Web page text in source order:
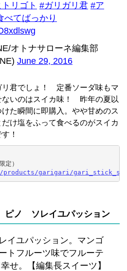
リゴト #ガリガリ君 #ア
べてばっかり
オトナサローネ編集部
June 29, 2016
リ君でしょ！ 定番ソーダ味もマ
ないのはスイカ味！ 昨年の夏以
た瞬間に即購入。やや甘めのス
け塩をふって食べるのがスイカ
！
products/garigari/
ピノ ソレイユパッション
イユパッション。マンゴ
トフルーツ味でフルーテ
せ。【編集長スイーツ】